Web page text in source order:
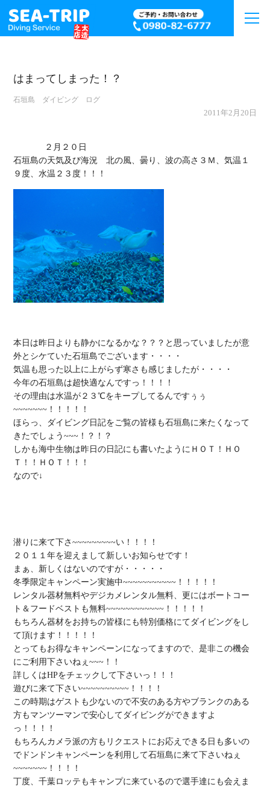
はまってしまった！？
石垣島 ダイビング ログ
2011年2月20日
石垣島の天気及び海況　北の風、曇り、波の高さ３Ｍ、気温１
本日は昨日よりも静かになるかな？？？と思っていましたが意
外とシケていた石垣島でございます・・・・
気温も思った以上に上がらず寒さも感じましたが・・・・
今年の石垣島は超快適なんですっ！！！！
その理由は水温が２３℃をキープしてるんですぅぅ
~~~~~~~！！！！！
ほらっ、ダイビング日記をご覧の皆様も石垣島に来たくなって
きたでしょう~~~！？！？
しかも海中生物は昨日の日記にも書いたようにＨＯＴ！ＨＯ
Ｔ！！ＨＯＴ！！！
なので↓
潜りに来て下さ~~~~~~~~~い！！！！
２０１１年を迎えまして新しいお知らせです！
まぁ、新しくはないのですが・・・・・
冬季限定キャンペーン実施中~~~~~~~~~~~！！！！！
レンタル器材無料やデジカメレンタル無料、更にはボートコー
ト＆フードベストも無料~~~~~~~~~~~~！！！！！
もちろん器材をお持ちの皆様にも特別価格にてダイビングをし
て頂けます！！！！！
とってもお得なキャンペーンになってますので、是非この機会
にご利用下さいねぇ~~~！！
詳しくはHPをチェックして下さいっ！！！
遊びに来て下さい~~~~~~~~~~！！！！
この時期はゲストも少ないので不安のある方やブランクのある
方もマンツーマンで安心してダイビングができますよ
っ！！！！
もちろんカメラ派の方もリクエストにお応えできる日も多いの
でドンドンキャンペーンを利用して石垣島に来て下さいねぇ
~~~~~~~！！！！
丁度、千葉ロッテもキャンプに来ているので選手達にも会えま